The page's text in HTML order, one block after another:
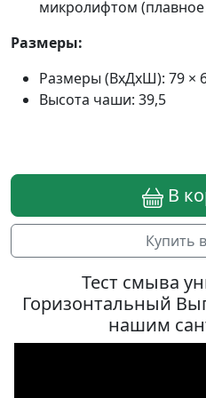
микролифтом
Размеры:
Размеры (ВхДхШ): 79 ×
Высота чаши: 39,5
В
Купить
Тест смыва
Горизонтальный
нашим